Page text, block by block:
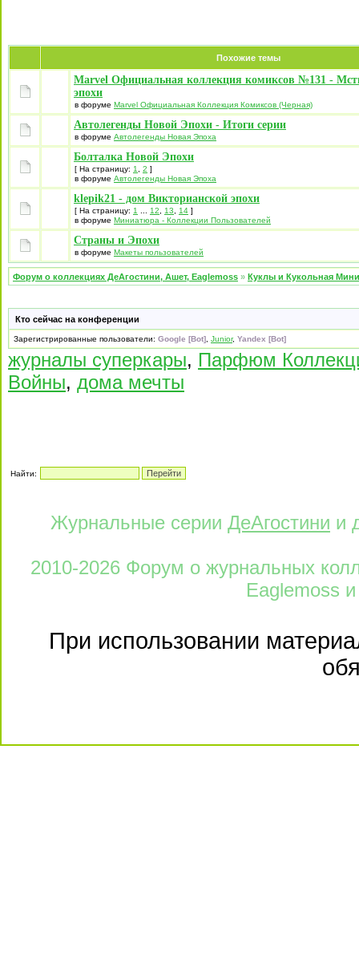
Похожие темы
Marvel Официальная коллекция комиксов №131 -
эпохи
в форуме Marvel Официальная Коллекция Комиксов (Черная)
Автолегенды Новой Эпохи - Итоги серии
в форуме Автолегенды Новая Эпоха
Болталка Новой Эпохи
[ На страницу: 1 2 ]
в форуме Автолегенды Новая Эпоха
klepik21 - дом Викторианской эпохи
[ На страницу: 1 12 13 14 ]
в форуме Миниатюра - Коллекции Пользователей
Страны и Эпохи
в форуме Макеты пользователей
Форум о коллекциях ДеАгостини, Ашет, Eaglemoss » Куклы и Кукольная
Кто сейчас на конференции
Зарегистрированные пользователи: Google [Bot] Junior, Yandex [Bot]
журналы суперкары, Парфюм
Войны, дома мечты
Найти:
Журнальные серии ДеАгостини и
2010-2026 Форум о журнальных
Eaglemoss и
При использовании